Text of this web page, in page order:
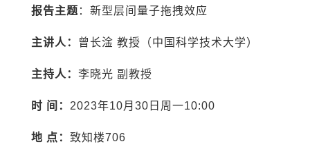
报告主题 ：新型层间量子拖拽效应
主讲人： 曾长淦 教授（中国科学技术大学）
主持人：李晓光 副教授
时 间： 2023年10月30日周一10:00
地 点： 致知楼706